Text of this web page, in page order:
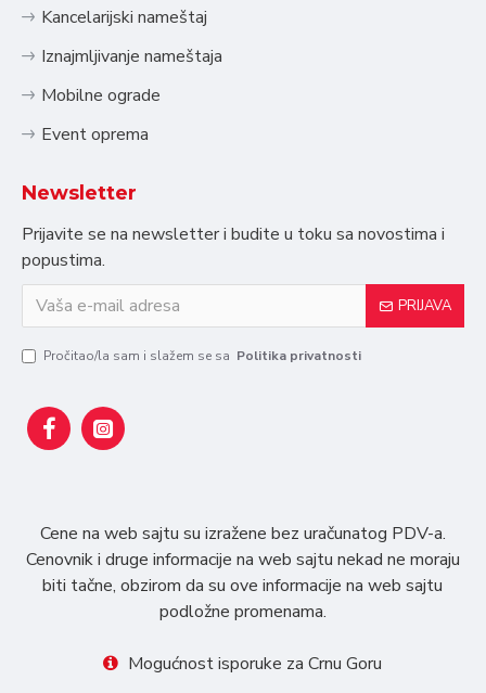
Kancelarijski nameštaj
Iznajmljivanje nameštaja
Mobilne ograde
Event oprema
Newsletter
Prijavite se na newsletter i budite u toku sa novostima i
popustima.
PRIJAVA
Pročitao/la sam i slažem se sa Politika privatnosti
Cene na web sajtu su izražene bez uračunatog PDV-a.
Cenovnik i druge informacije na web sajtu nekad ne moraju
biti tačne, obzirom da su ove informacije na web sajtu
podložne promenama.
Mogućnost isporuke za Crnu Goru